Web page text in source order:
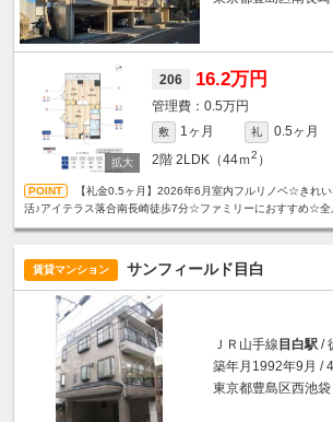
206 16.2万円
0.5万円
敷 1ヶ月 礼
0.5ヶ月
2階 2LDK（44ｍ2 ）
【礼金0.5ヶ月】2026年6月室内フルリノベ☆きれ
活♪アイテラス落合南長崎徒歩7分☆ファミリーにおすすめ☆全
賃貸マンション サンフィールド目白
ＪＲ山手線 目白駅 /
築年月1992年9月 /
東京都豊島区西池袋